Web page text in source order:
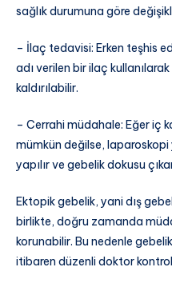
sağlık durumuna göre
– İlaç tedavisi: Erken teşhis
adı verilen bir ilaç
kaldırılabilir.
– Cerrahi müdahale: Eğer iç
mümkün değilse,
yapılır ve gebelik dokusu
Ektopik gebelik, yani dış
birlikte, doğru zamanda
korunabilir. Bu nedenle
itibaren düzenli doktor